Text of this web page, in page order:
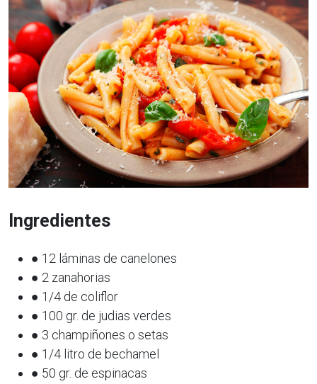
Ingredientes
● 12 láminas de canelones
● 2 zanahorias
● 1/4 de coliflor
● 100 gr. de judias verdes
● 3 champiñones o setas
● 1/4 litro de bechamel
● 50 gr. de espinacas